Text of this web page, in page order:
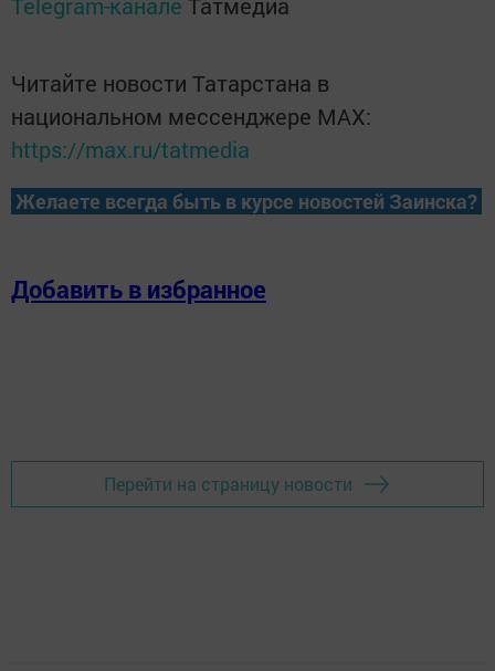
Читайте новости Татарстана в
национальном мессенджере MАХ:
https://max.ru/tatmedia
Желаете всегда быть в курсе новостей Заинска?
Добавить в избранное
Перейти на страницу новости